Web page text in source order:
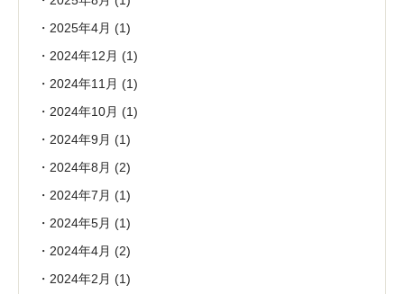
2025年4月 (1)
2024年12月 (1)
2024年11月 (1)
2024年10月 (1)
2024年9月 (1)
2024年8月 (2)
2024年7月 (1)
2024年5月 (1)
2024年4月 (2)
2024年2月 (1)